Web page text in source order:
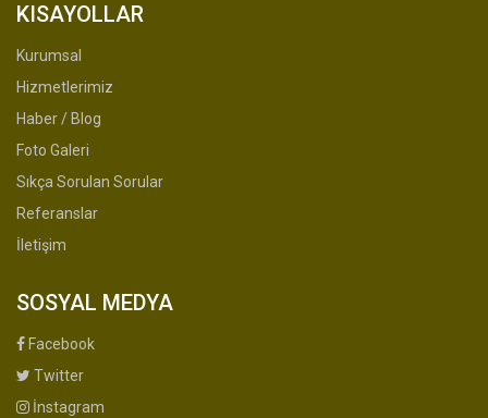
KISAYOLLAR
Kurumsal
Hizmetlerimiz
Haber / Blog
Foto Galeri
Sıkça Sorulan Sorular
Referanslar
İletişim
SOSYAL MEDYA
Facebook
Twitter
İnstagram